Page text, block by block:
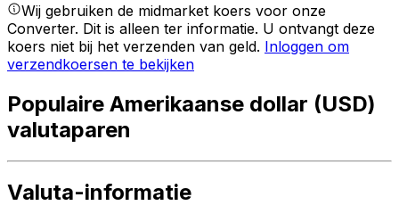
Wij gebruiken de midmarket koers voor onze
Converter. Dit is alleen ter informatie. U ontvangt deze
koers niet bij het verzenden van geld. Inloggen om
verzendkoersen te bekijken
Populaire Amerikaanse dollar (USD)
valutaparen
Valuta-informatie